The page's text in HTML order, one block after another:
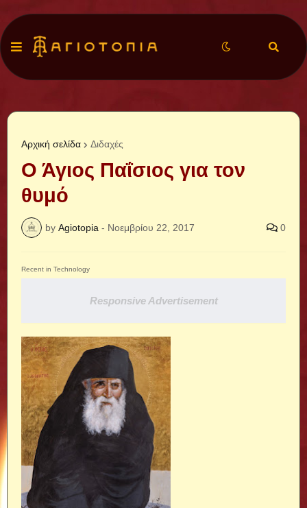
Αρχική σελίδα Διδαχές
Ο Άγιος Παΐσιος για τον
θυμό
by Agiotopia - Νοεμβρίου 22, 2017 0
Recent in Technology
Responsive Advertisement